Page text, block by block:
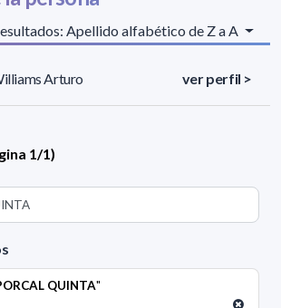
QUINTA"
Apellido alfabético de Z a A
Arturo ver perfil >
1/1)